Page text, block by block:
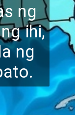
ng
ihi,
ng